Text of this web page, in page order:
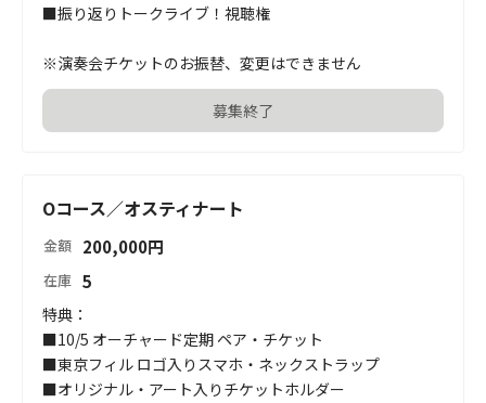
■振り返りトークライブ！視聴権
※演奏会チケットのお振替、変更はできません
募集終了
Oコース／オスティナート
金額 200,000円
在庫 5
特典：
■10/5 オーチャード定期 ペア・チケット
■東京フィル ロゴ入りスマホ・ネックストラップ
■オリジナル・アート入りチケットホルダー